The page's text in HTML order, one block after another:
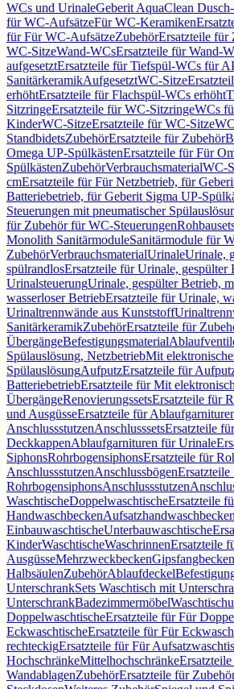
WCs und UrinaleGeberit AquaClean
für WC-AufsätzeFür WC-Keramiken
für Für WC-AufsätzeZubehörErsatzteile für
WC-SitzeWand-WCsErsatzteile für Wand-
aufgesetztErsatzteile für Tiefspül-WCs für
SanitärkeramikAufgesetztWC-Sitze
erhöhtErsatzteile für Flachspül-WCs erhöht
SitzringeErsatzteile für WC-SitzringeWCs
KinderWC-SitzeErsatzteile für WC-Sitze
StandbidetsZubehörErsatzteile für Zubehör
Omega UP-SpülkästenErsatzteile für Für
SpülkästenZubehörVerbrauchsmaterialWC-
cmErsatzteile für Für Netzbetrieb, für
Batteriebetrieb, für Geberit Sigma UP-
Steuerungen mit pneumatischer
für Zubehör für WC-Steuerungen
Monolith SanitärmoduleSanitärmodule für
ZubehörVerbrauchsmaterialUrinaleUrinale,
spülrandlosErsatzteile für Urinale, gespülter
UrinalsteuerungUrinale, gespülter Betrieb,
wasserloser BetriebErsatzteile für Urinale,
Urinaltrennwände aus Kunststoff
SanitärkeramikZubehörErsatzteile für
ÜbergängeBefestigungsmaterial
Spülauslösung, NetzbetriebMit
SpülauslösungAufputzErsatzteile für
BatteriebetriebErsatzteile für Mit
ÜbergängeRenovierungssetsErsatzteile für
und AusgüsseErsatzteile für
AnschlussstutzenAnschlusssetsErsatzteile
DeckkappenAblaufgarnituren für Urinale
SiphonsRohrbogensiphonsErsatzteile für
AnschlussstutzenAnschlussbögenErsatzteile
RohrbogensiphonsAnschlussstutzen
WaschtischeDoppelwaschtischeErsatzteile
HandwaschbeckenAufsatzhandwaschbecken
EinbauwaschtischeUnterbauwaschtische
KinderWaschtischeWaschrinnenErsatzteile
AusgüsseMehrzweckbeckenGipsfangbecken
HalbsäulenZubehörAblaufdeckel
UnterschrankSets Waschtisch mit
UnterschrankBadezimmermöbel
DoppelwaschtischeErsatzteile für Für
EckwaschtischeErsatzteile für Für
rechteckigErsatzteile für Für
HochschränkeMittelhochschränke
WandablagenZubehörErsatzteile für